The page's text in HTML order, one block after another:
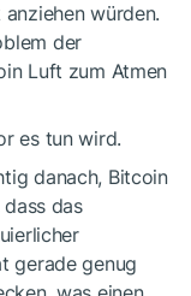
würden.
der
Luft zum Atmen
es tun wird.
danach, Bitcoin
das
gerade genug